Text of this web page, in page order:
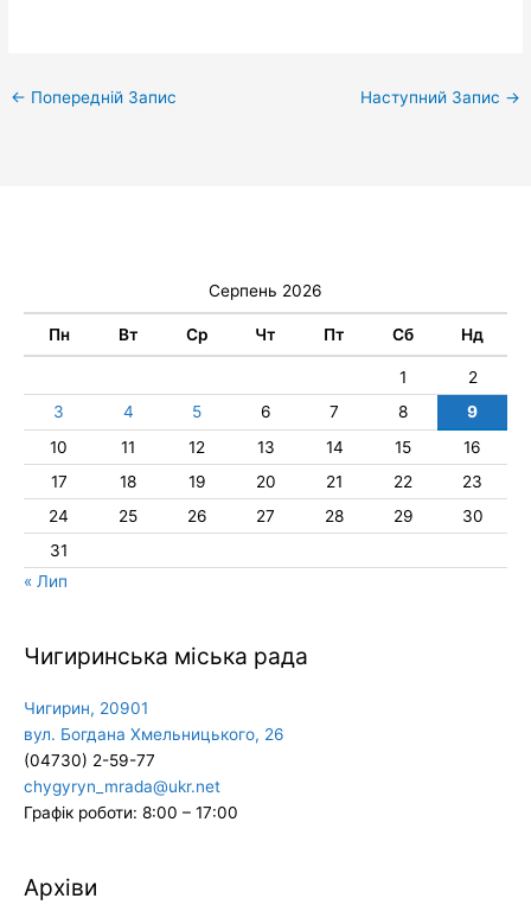
← Попередній Запис Наступний Запис →
Серпень 2026
Пн Вт Ср Чт Пт Сб Нд
1
2
3
4 5 6 7 8
9
10
11 12 13 14 15
16
17
18 19 20 21 22
23
24
25 26 27 28 29
30
31
« Лип
Чигиринська міська рада
Чигирин, 20901
вул. Богдана Хмельницького, 26
(04730) 2-59-77
chygyryn_mrada@ukr.net
Графік роботи: 8:00 – 17:00
Архіви
Архіви